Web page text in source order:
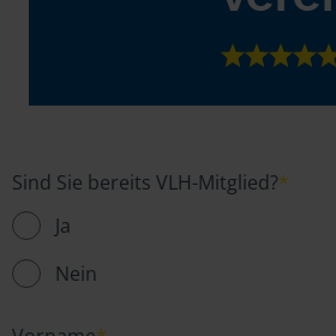
Sind Sie bereits VLH-Mitglied?*
Ja
Nein